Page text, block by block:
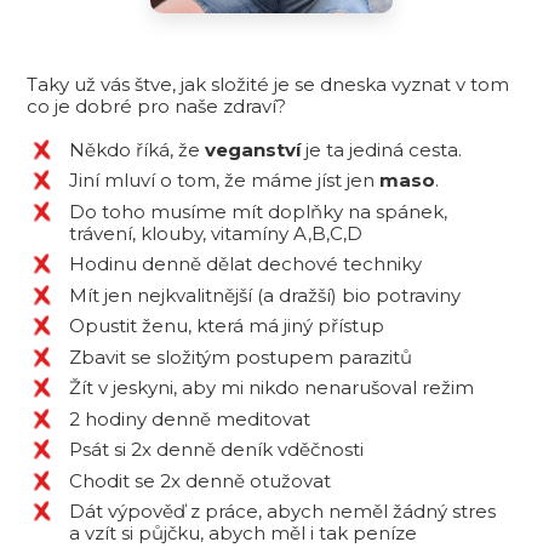
Taky už vás štve, jak složité je se dneska vyznat v tom
co je dobré pro naše zdraví?
Někdo říká, že veganstvíje ta jediná cesta.
Jiní mluví o tom, že máme jíst jen maso.
Do toho musíme mít doplňky na spánek,
trávení, klouby, vitamíny A,B,C,D
Hodinu denně dělat dechové techniky
Mít jen nejkvalitnější (a dražší) bio potraviny
Opustit ženu, která má jiný přístup
Zbavit se složitým postupem parazitů
Žít v jeskyni, aby mi nikdo nenarušoval režim
2 hodiny denně meditovat
Psát si 2x denně deník vděčnosti
Chodit se 2x denně otužovat
Dát výpověď z práce, abych neměl žádný stres
a vzít si půjčku, abych měl i tak peníze